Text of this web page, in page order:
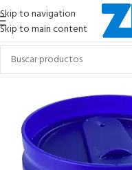
Skip to navigation
Skip to main content